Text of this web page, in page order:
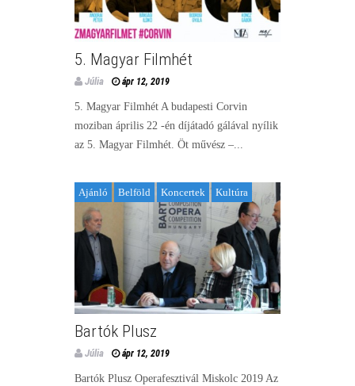
5. Magyar Filmhét
Júlia ápr 12, 2019
5. Magyar Filmhét A budapesti Corvin
moziban április 22 -én díjátadó gálával nyílik
az 5. Magyar Filmhét. Öt művész –...
Ajánló Belföld Koncertek Kultúra
Bartók Plusz
Júlia ápr 12, 2019
Bartók Plusz Operafesztivál Miskolc 2019 Az